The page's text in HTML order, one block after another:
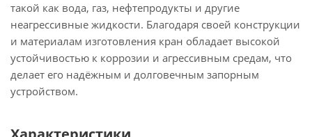
такой как вода, газ, нефтепродукты и другие
неагрессивные жидкости. Благодаря своей конструкции
и материалам изготовления кран обладает высокой
устойчивостью к коррозии и агрессивным средам, что
делает его надёжным и долговечным запорным
устройством.